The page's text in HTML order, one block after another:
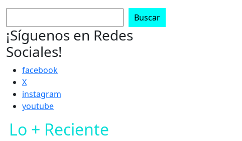
Buscar
¡Síguenos en Redes
Sociales!
facebook
X
instagram
youtube
Lo + Reciente